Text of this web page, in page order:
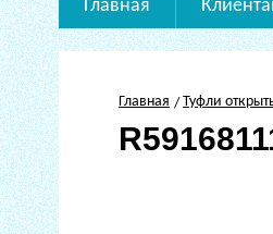
Главная
Главная Туфли